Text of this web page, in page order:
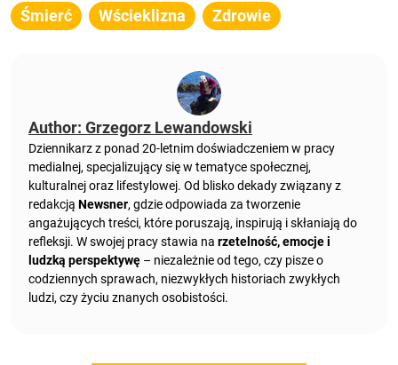
Śmierć Wścieklizna Zdrowie
Author: Grzegorz Lewandowski
Dziennikarz z ponad 20-letnim doświadczeniem w pracy
medialnej, specjalizujący się w tematyce społecznej,
kulturalnej oraz lifestylowej. Od blisko dekady związany z
redakcją Newsner, gdzie odpowiada za tworzenie
angażujących treści, które poruszają, inspirują i skłaniają do
refleksji. W swojej pracy stawia na rzetelność, emocje i
ludzką perspektywę – niezależnie od tego, czy pisze o
codziennych sprawach, niezwykłych historiach zwykłych
ludzi, czy życiu znanych osobistości.